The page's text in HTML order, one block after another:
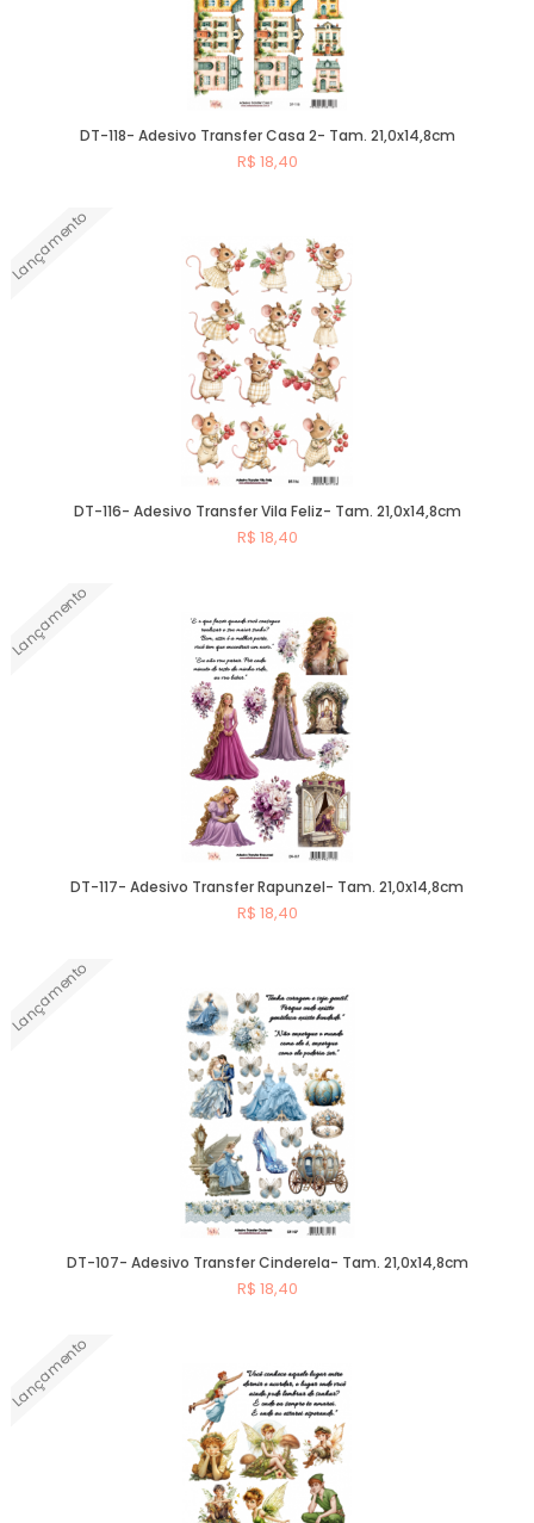
DT-118- Adesivo Transfer Casa 2- Tam. 21,0x14,8cm
R$ 18,40
Lançamento
DT-116- Adesivo Transfer Vila Feliz- Tam. 21,0x14,8cm
R$ 18,40
Lançamento
DT-117- Adesivo Transfer Rapunzel- Tam. 21,0x14,8cm
R$ 18,40
Lançamento
DT-107- Adesivo Transfer Cinderela- Tam. 21,0x14,8cm
R$ 18,40
Lançamento